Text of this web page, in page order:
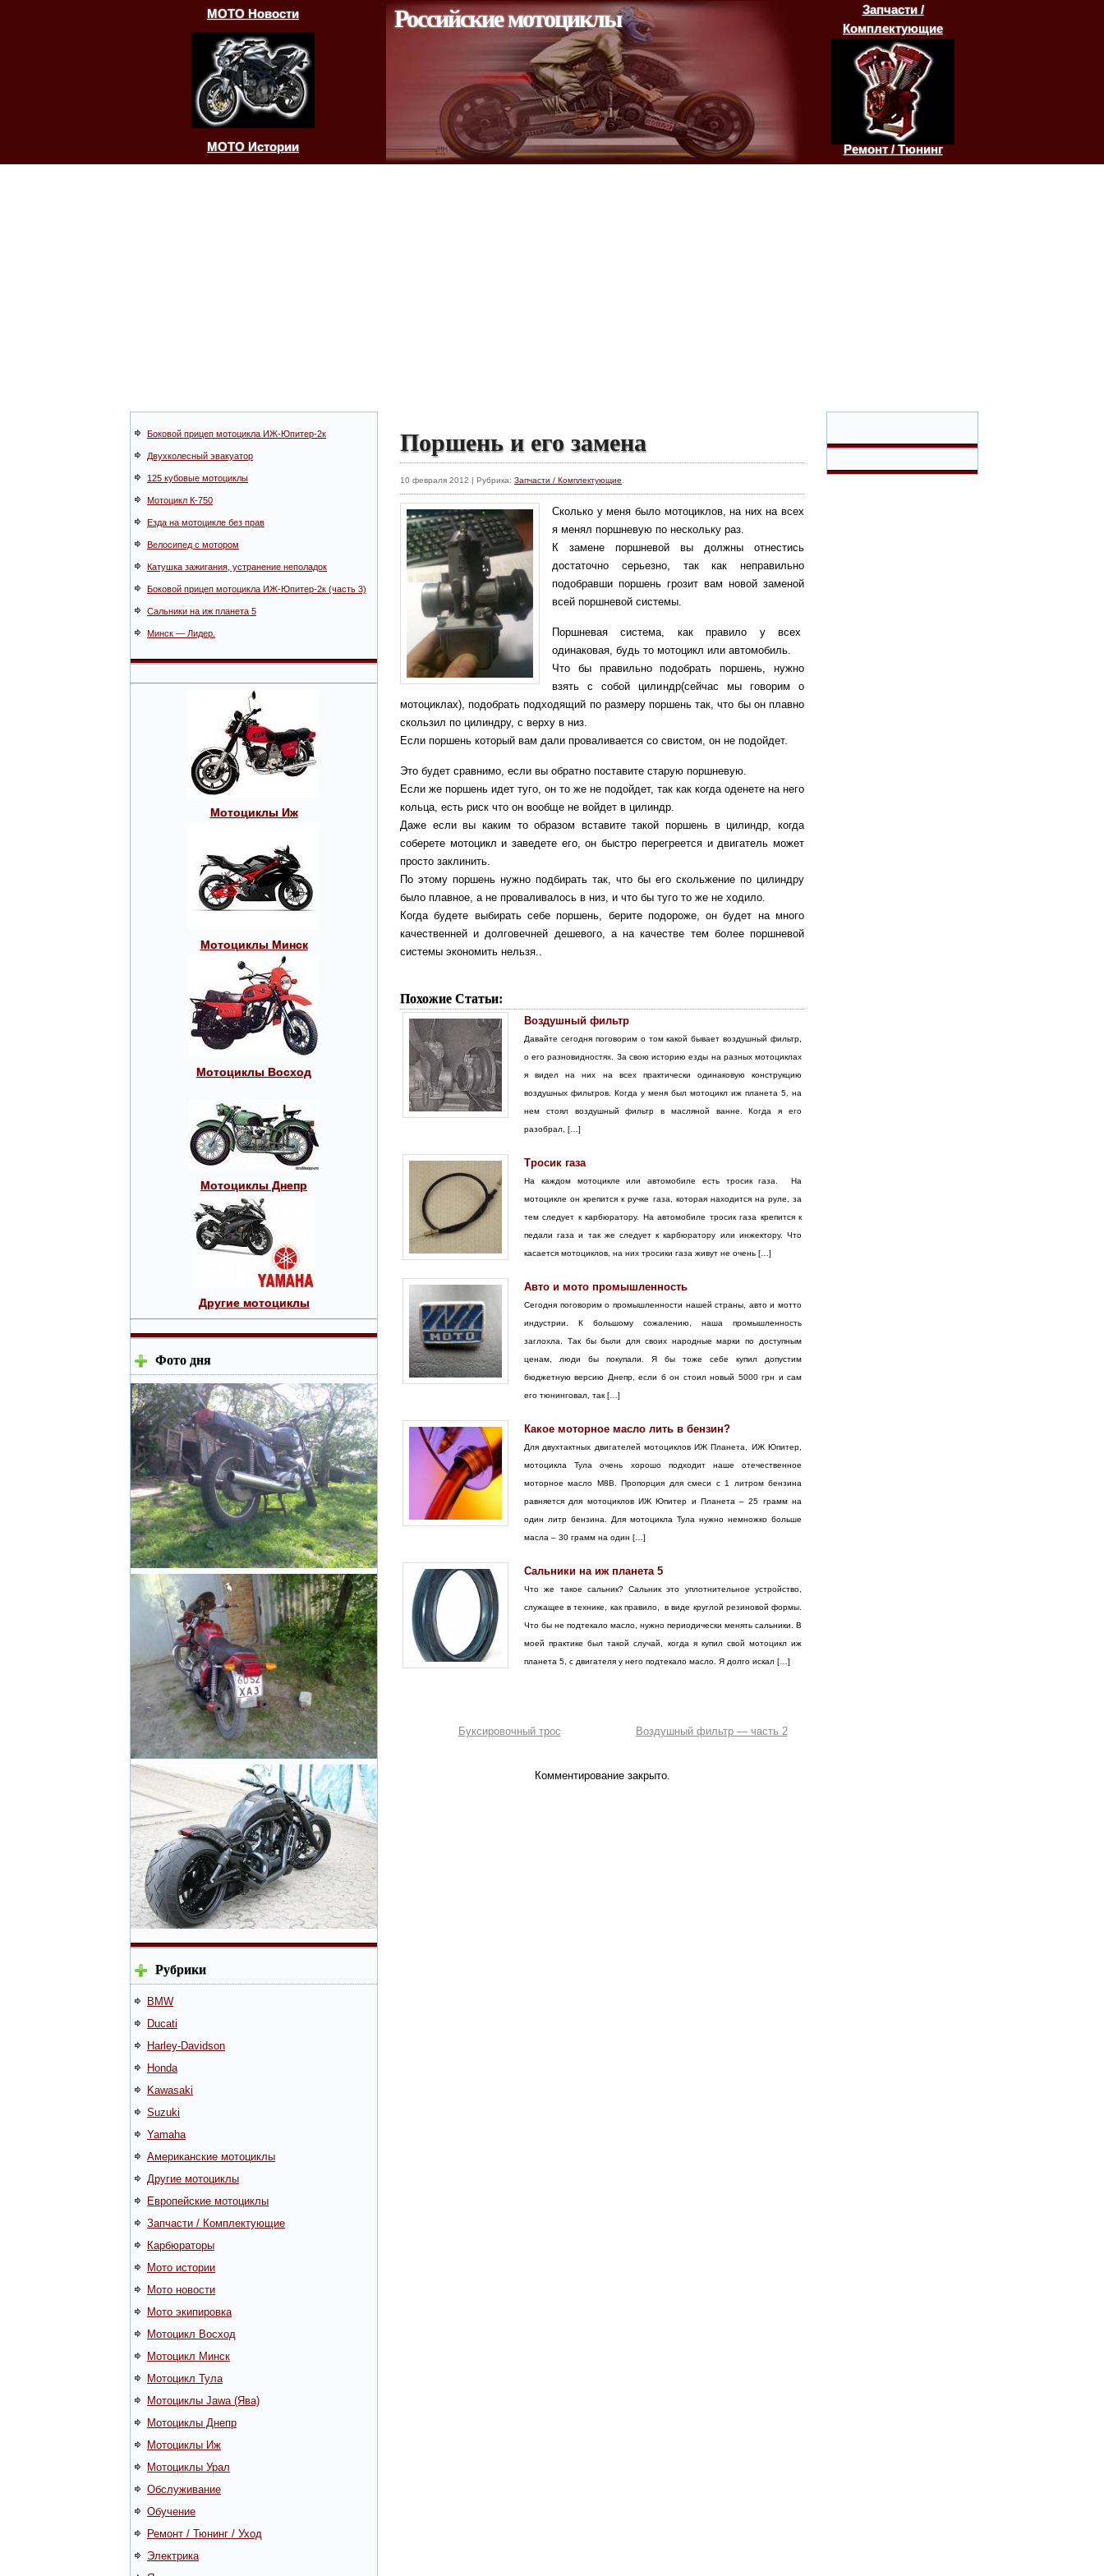
МОТО Новости
МОТО Истории
Российские мотоциклы
Запчасти /
Комплектующие
Ремонт / Тюнинг
Боковой прицеп мотоцикла ИЖ-Юпитер-2к
Двухколесный эвакуатор
125 кубовые мотоциклы
Мотоцикл К-750
Езда на мотоцикле без прав
Велосипед с мотором
Катушка зажигания, устранение неполадок
Боковой прицеп мотоцикла ИЖ-Юпитер-2к (часть 3)
Сальники на иж планета 5
Минск — Лидер.
Мотоциклы Иж
Мотоциклы Минск
Мотоциклы Восход
Мотоциклы Днепр
Другие мотоциклы
Фото дня
Рубрики
BMW
Ducati
Harley-Davidson
Honda
Kawasaki
Suzuki
Yamaha
Американские мотоциклы
Другие мотоциклы
Европейские мотоциклы
Запчасти / Комплектующие
Карбюраторы
Мото истории
Мото новости
Мото экипировка
Мотоцикл Восход
Мотоцикл Минск
Мотоцикл Тула
Мотоциклы Jawa (Ява)
Мотоциклы Днепр
Мотоциклы Иж
Мотоциклы Урал
Обслуживание
Обучение
Ремонт / Тюнинг / Уход
Электрика
Поршень и его замена
10 февраля 2012 | Рубрика: Запчасти / Комплектующие
Сколько у меня было мотоциклов, на них на всех
я менял поршневую по нескольку раз.
К замене поршневой вы должны отнестись
достаточно серьезно, так как неправильно
подобравши поршень грозит вам новой заменой
всей поршневой системы.
Поршневая система, как правило у всех
одинаковая, будь то мотоцикл или автомобиль.
Что бы правильно подобрать поршень, нужно
взять с собой цилиндр(сейчас мы говорим о
мотоциклах), подобрать подходящий по размеру поршень так, что бы он плавно
скользил по цилиндру, с верху в низ.
Если поршень который вам дали проваливается со свистом, он не подойдет.
Это будет сравнимо, если вы обратно поставите старую поршневую.
Если же поршень идет туго, он то же не подойдет, так как когда оденете на него
кольца, есть риск что он вообще не войдет в цилиндр.
Даже если вы каким то образом вставите такой поршень в цилиндр, когда
соберете мотоцикл и заведете его, он быстро перегреется и двигатель может
просто заклинить.
По этому поршень нужно подбирать так, что бы его скольжение по цилиндру
было плавное, а не проваливалось в низ, и что бы туго то же не ходило.
Когда будете выбирать себе поршень, берите подороже, он будет на много
качественней и долговечней дешевого, а на качестве тем более поршневой
системы экономить нельзя..
Похожие Статьи:
Воздушный фильтр
Давайте сегодня поговорим о том какой бывает воздушный фильтр,
о его разновидностях. За свою историю езды на разных мотоциклах
я видел на них на всех практически одинаковую конструкцию
воздушных фильтров. Когда у меня был мотоцикл иж планета 5, на
нем стоял воздушный фильтр в масляной ванне. Когда я его
разобрал, […]
Тросик газа
На каждом мотоцикле или автомобиле есть тросик газа. На
мотоцикле он крепится к ручке газа, которая находится на руле, за
тем следует к карбюратору. На автомобиле тросик газа крепится к
педали газа и так же следует к карбюратору или инжектору. Что
касается мотоциклов, на них тросики газа живут не очень […]
Авто и мото промышленность
Сегодня поговорим о промышленности нашей страны, авто и мотто
индустрии. К большому сожалению, наша промышленность
заглохла. Так бы были для своих народные марки по доступным
ценам, люди бы покупали. Я бы тоже себе купил допустим
бюджетную версию Днепр, если б он стоил новый 5000 грн и сам
его тюнинговал, так […]
Какое моторное масло лить в бензин?
Для двухтактных двигателей мотоциклов ИЖ Планета, ИЖ Юпитер,
мотоцикла Тула очень хорошо подходит наше отечественное
моторное масло М8В. Пропорция для смеси с 1 литром бензина
равняется для мотоциклов ИЖ Юпитер и Планета – 25 грамм на
один литр бензина. Для мотоцикла Тула нужно немножко больше
масла – 30 грамм на один […]
Сальники на иж планета 5
Что же такое сальник? Сальник это уплотнительное устройство,
служащее в технике, как правило, в виде круглой резиновой формы.
Что бы не подтекало масло, нужно периодически менять сальники. В
моей практике был такой случай, когда я купил свой мотоцикл иж
планета 5, с двигателя у него подтекало масло. Я долго искал […]
Буксировочный трос Воздушный фильтр — часть 2
Комментирование закрыто.